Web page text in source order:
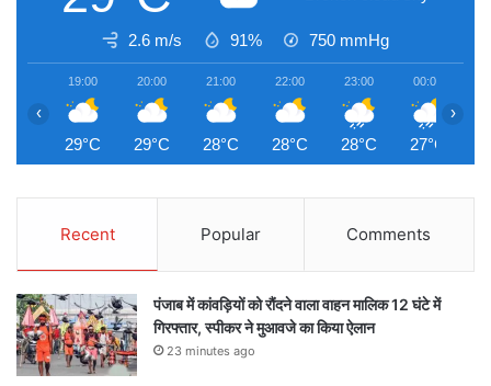
2.6 m/s 91% 750 mmHg
19:00
29°C
20:00
29°C
21:00
28°C
22:00
28°C
23:00
28°C
00:00
27°C
‹ ›
Recent Popular Comments
पंजाब में कांवड़ियों को रौंदने वाला वाहन मालिक 12 घंटे में
गिरफ्तार, स्पीकर ने मुआवजे का किया ऐलान
23 minutes ago